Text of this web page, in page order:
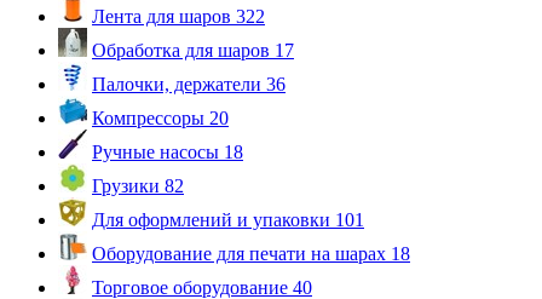
Лента для шаров 322
Обработка для шаров 17
Палочки, держатели 36
Компрессоры 20
Ручные насосы 18
Грузики 82
Для оформлений и упаковки 101
Оборудование для печати на шарах 18
Торговое оборудование 40